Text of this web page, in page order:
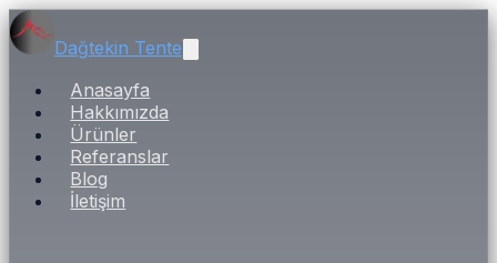
Dağtekin Tente
Anasayfa
Hakkımızda
Ürünler
Referanslar
Blog
İletişim